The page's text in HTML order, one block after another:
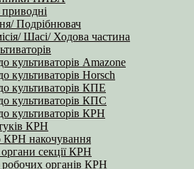
Подрібнювач
Шасі/ Ходова частина
культиваторів Amazone
культиваторів Horsch
культиваторів КПЕ
культиваторів КПС
культиваторів КРН
КРН
КРН накочування
секції КРН
робочих органів КРН